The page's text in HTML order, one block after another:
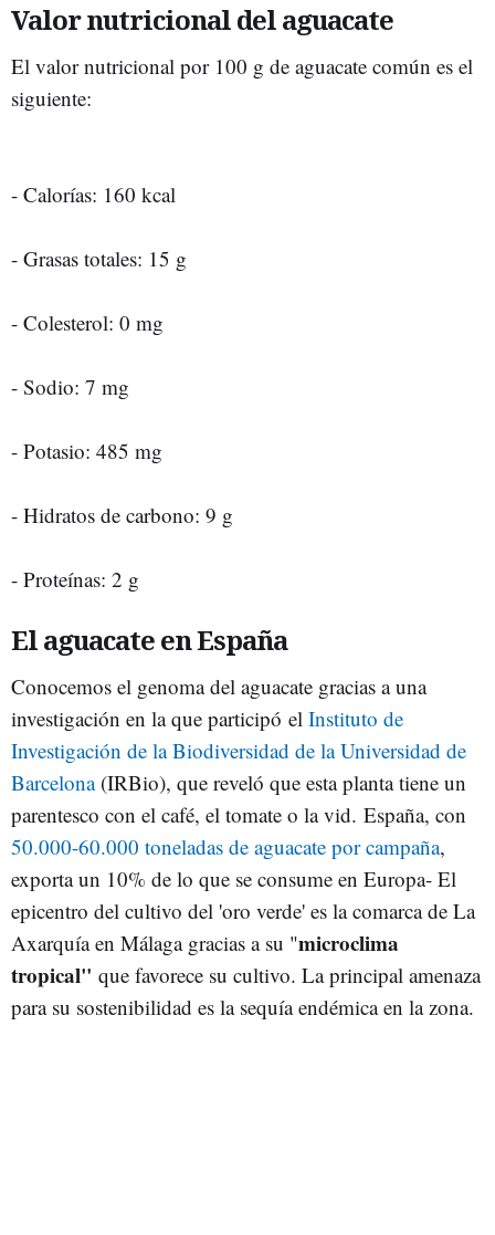
Valor nutricional del aguacate
El valor nutricional por 100 g de aguacate común es el
siguiente:
- Calorías: 160 kcal
- Grasas totales: 15 g
- Colesterol: 0 mg
- Sodio: 7 mg
- Potasio: 485 mg
- Hidratos de carbono: 9 g
- Proteínas: 2 g
El aguacate en España
Conocemos el genoma del aguacate gracias a una
investigación en la que participó el Instituto de
Investigación de la Biodiversidad de la Universidad de
Barcelona(IRBio), que reveló que esta planta tiene un
parentesco con el café, el tomate o la vid. España, con
50.000-60.000 toneladas de aguacate por campaña,
exporta un 10% de lo que se consume en Europa- El
epicentro del cultivo del 'oro verde' es la comarca de La
Axarquía en Málaga gracias a su "microclima
tropical" que favorece su cultivo. La principal amenaza
para su sostenibilidad es la sequía endémica en la zona.